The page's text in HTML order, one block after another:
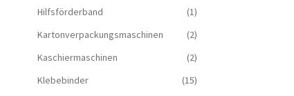
Hilfsförderband
(1)
Kartonverpackungsmaschinen
(2)
Kaschiermaschinen
(2)
Klebebinder
(15)